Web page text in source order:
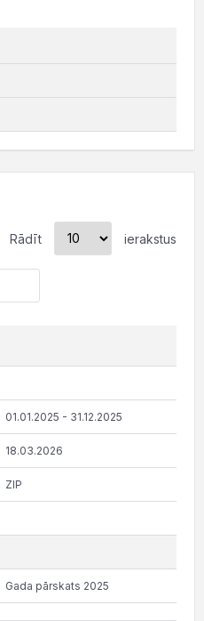
Rādīt ierakstus
01.01.2025 - 31.12.2025
18.03.2026
ZIP
Gada pārskats 2025